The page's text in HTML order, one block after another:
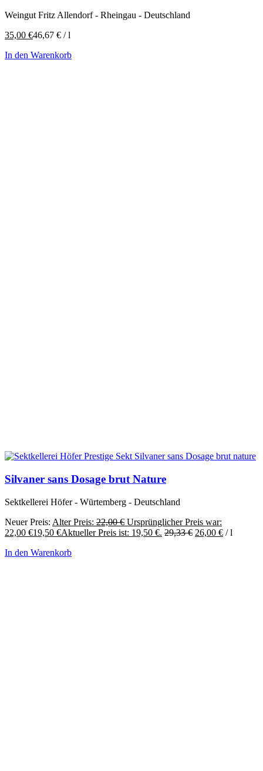
Weingut Fritz Allendorf - Rheingau - Deutschland
35,00 €46,67 € /l
In den Warenkorb
Silvaner sans Dosage brut Nature
Sektkellerei Höfer - Würtemberg - Deutschland
Neuer Preis: Alter Preis: 22,00€ Ursprünglicher Preis war:
22,00 €19,50 €Aktueller Preis ist: 19,50 €. 29,33€ 26,00 € /l
In den Warenkorb